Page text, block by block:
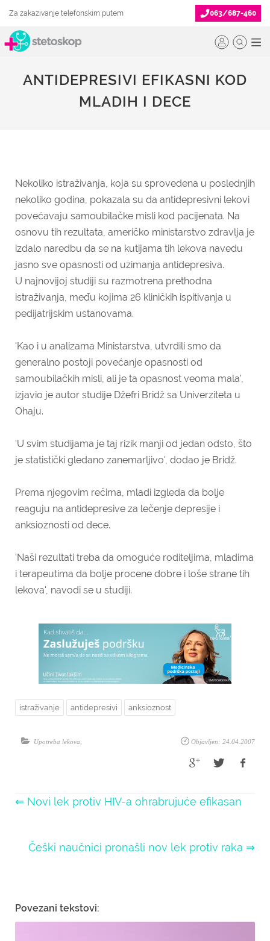
Za zakazivanje telefonskim putem 063/687-460
ANTIDEPRESIVI EFIKASNI KOD
MLADIH I DECE
Nekoliko istraživanja, koja su sprovedena u poslednjih
nekoliko godina, pokazala su da antidepresivni lekovi
povećavaju samoubilačke misli kod pacijenata. Na
osnovu tih rezultata, američko ministarstvo zdravlja je
izdalo naredbu da se na kutijama tih lekova navedu
jasno sve opasnosti od uzimanja antidepresiva.
U najnovijoj studiji su razmotrena prethodna
istraživanja, među kojima 26 kliničkih ispitivanja u
pedijatrijskim ustanovama.
'Kao i u analizama Ministarstva, utvrdili smo da
generalno postoji povećanje opasnosti od
samoubilačkih misli, ali je ta opasnost veoma mala',
izjavio je autor studije Džefri Bridž sa Univerziteta u
Ohaju.
'U svim studijama je taj rizik manji od jedan odsto, što
je statistički gledano zanemarljivo', dodao je Bridž.
Prema njegovim rečima, mladi izgleda da bolje
reaguju na antidepresive za lečenje depresije i
anksioznosti od dece.
'Naši rezultati treba da omoguće roditeljima, mladima
i terapeutima da bolje procene dobre i loše strane tih
lekova', navodi se u studiji.
istraživanje antidepresivi anksioznost
Objavljen: 24.04.2007
Upotreba lekova
⇐ Novi lek protiv HIV-a ohrabrujuće efikasan
Češki naučnici pronašli nov lek protiv raka ⇒
Povezani tekstovi: